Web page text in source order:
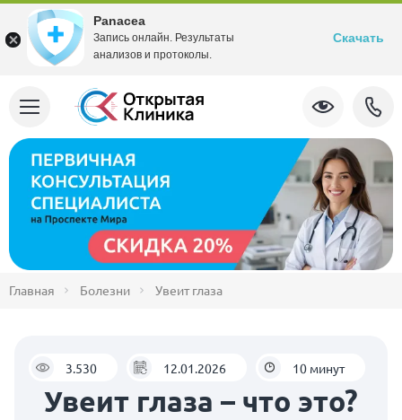
Главная Болезни Увеит глаза
3.530 12.01.2026 10 минут
Увеит глаза – что это?
Panacea
Запись онлайн. Результаты
анализов и протоколы.
Скачать